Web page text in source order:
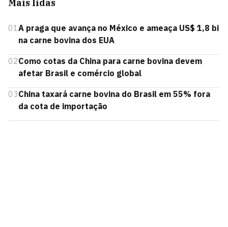
Mais lidas
01A praga que avança no México e ameaça US$ 1,8 bi
na carne bovina dos EUA
02Como cotas da China para carne bovina devem
afetar Brasil e comércio global
03China taxará carne bovina do Brasil em 55% fora
da cota de importação